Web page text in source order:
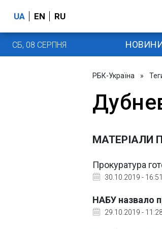
UA EN RU
СБ, 08 СЕРПНЯ
РБК-Україна »
МАТЕРІАЛИ
Прокуратура
30.10.2019 - 16:51
НАБУ назвало
29.10.2019 -